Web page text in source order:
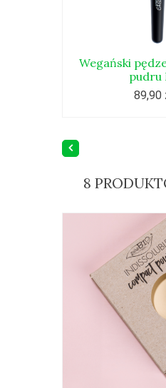
Wegański
pudru
89,90
8